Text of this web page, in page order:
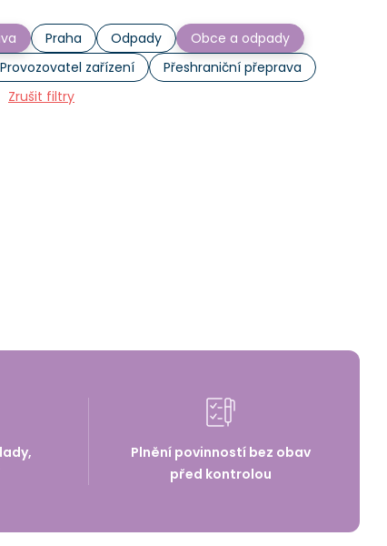
Praha Odpady
Obce a odpady
Provozovatel zařízení
Přeshraniční přeprava
Zrušit filtry
Plnění povinností bez obav
před kontrolou